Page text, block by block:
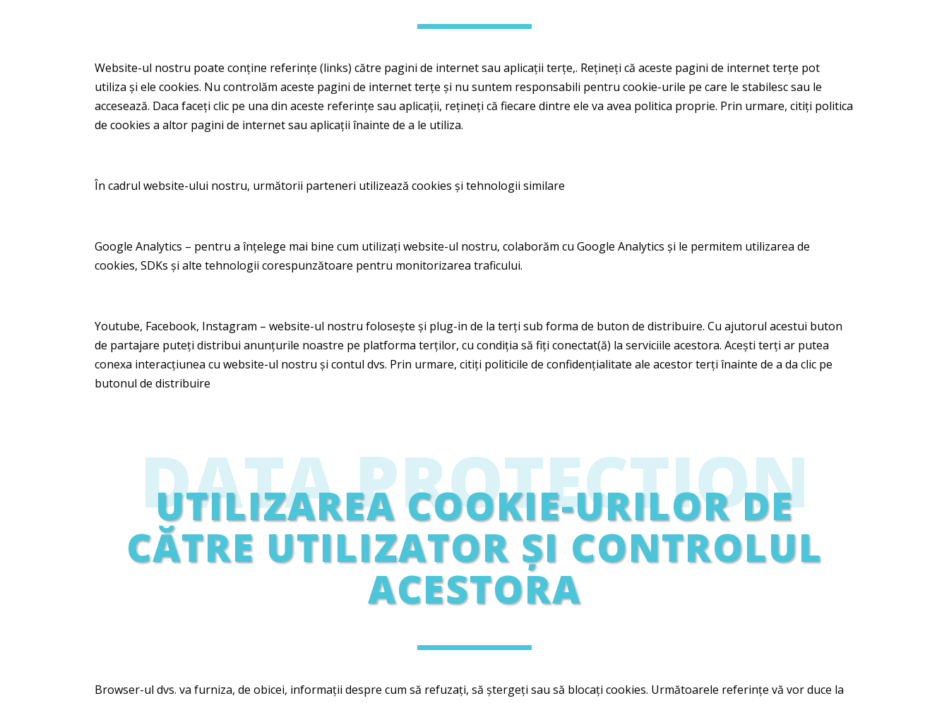
Website-ul nostru poate conține referințe (links) către pagini de internet sau aplicații terțe,. Rețineți că aceste pagini de internet terțe pot
utiliza și ele cookies. Nu controlăm aceste pagini de internet terțe și nu suntem responsabili pentru cookie-urile pe care le stabilesc sau le
accesează. Daca faceți clic pe una din aceste referințe sau aplicații, rețineți că fiecare dintre ele va avea politica proprie. Prin urmare, citiți politica
de cookies a altor pagini de internet sau aplicații înainte de a le utiliza.
În cadrul website-ului nostru, următorii parteneri utilizează cookies și tehnologii similare
Google Analytics – pentru a înțelege mai bine cum utilizați website-ul nostru, colaborăm cu Google Analytics și le permitem utilizarea de
cookies, SDKs și alte tehnologii corespunzătoare pentru monitorizarea traficului.
Youtube, Facebook, Instagram – website-ul nostru folosește și plug-in de la terți sub forma de buton de distribuire. Cu ajutorul acestui buton
de partajare puteți distribui anunțurile noastre pe platforma terților, cu condiția să fiți conectat(ă) la serviciile acestora. Acești terți ar putea
conexa interacțiunea cu website-ul nostru și contul dvs. Prin urmare, citiți politicile de confidențialitate ale acestor terți înainte de a da clic pe
butonul de distribuire
DATA PROTECTION
UTILIZAREA COOKIE-URILOR DE
CĂTRE UTILIZATOR ȘI CONTROLUL
ACESTORA
Browser-ul dvs. va furniza, de obicei, informații despre cum să refuzați, să ștergeți sau să blocați cookies. Următoarele referințe vă vor duce la